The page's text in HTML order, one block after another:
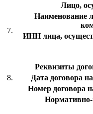
7.
Лицо,
Наименование
ИНН лица,
8.
Реквизиты
Дата договора
Номер договора